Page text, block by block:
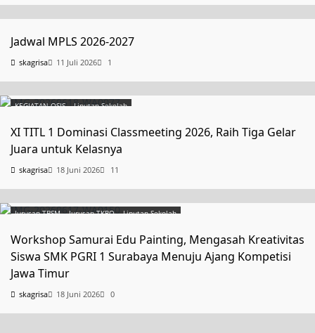
Jadwal MPLS 2026-2027
skagrisa 11 Juli 2026 1
KEGIATAN OSIS Liputan Sekolah
XI TITL 1 Dominasi Classmeeting 2026, Raih Tiga Gelar
Juara untuk Kelasnya
skagrisa 18 Juni 2026 11
Jurusan TBSM Jurusan TKRO Liputan Sekolah
Workshop Samurai Edu Painting, Mengasah Kreativitas
Siswa SMK PGRI 1 Surabaya Menuju Ajang Kompetisi
Jawa Timur
skagrisa 18 Juni 2026 0